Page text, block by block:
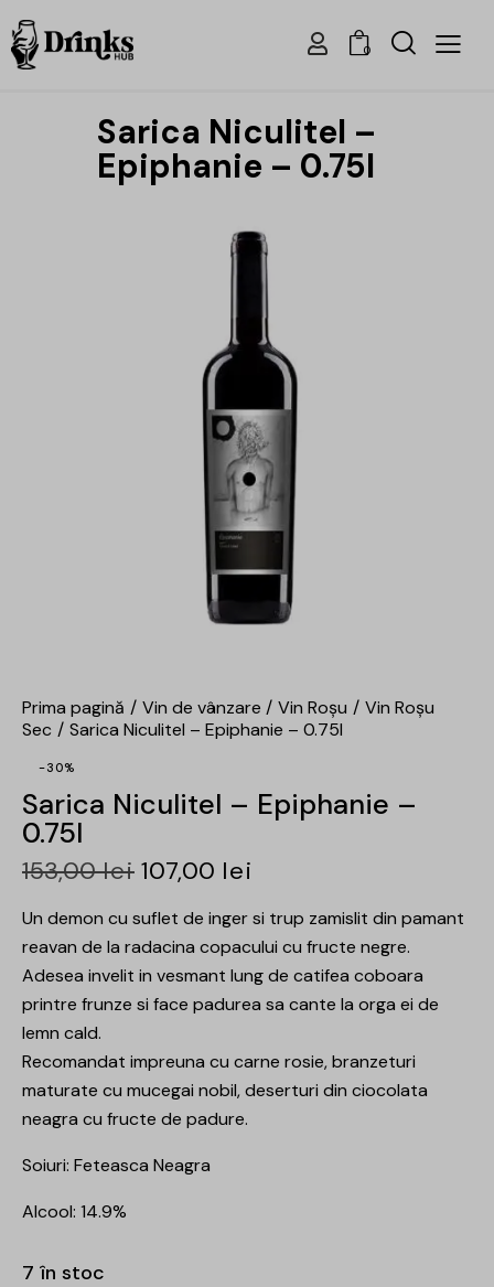
0
Sarica Niculitel –
Epiphanie – 0.75l
Prima pagină Vin de vânzare Vin Roșu
Vin Roșu
Sec
Sarica Niculitel – Epiphanie – 0.75l
-30%
Sarica Niculitel – Epiphanie –
0.75l
153,00lei 107,00 lei
Un demon cu suflet de inger si trup zamislit din pamant
reavan de la radacina copacului cu fructe negre.
Adesea invelit in vesmant lung de catifea coboara
printre frunze si face padurea sa cante la orga ei de
lemn cald.
Recomandat impreuna cu carne rosie, branzeturi
maturate cu mucegai nobil, deserturi din ciocolata
neagra cu fructe de padure.
Soiuri: Feteasca Neagra
Alcool: 14.9%
7 în stoc